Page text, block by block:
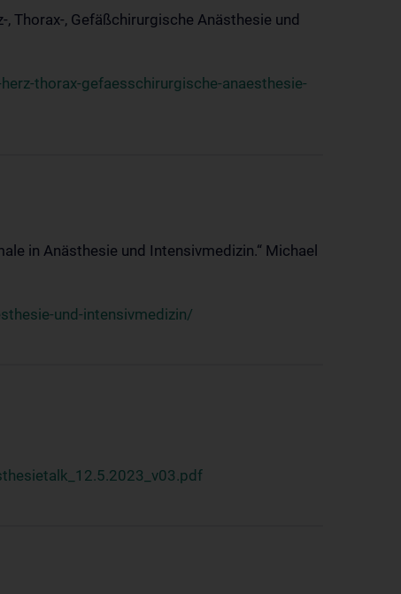
Thorax-, Gefäßchirurgische Anästhesie und
thorax-gefaesschirurgische-anaesthesie-
in Anästhesie und Intensivmedizin.“ Michael
und-intensivmedizin/